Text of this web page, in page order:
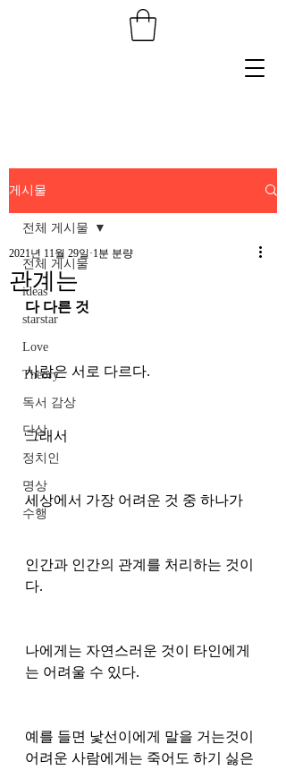
게시물
전체 게시물
ideas
starstar
Love
Theory
독서 감상
단상
정치인
명상
수행
전체 게시물
관계는
2021년 11월 29일 1분 분량
다 다른 것
사람은 서로 다르다.
그래서
세상에서 가장 어려운 것 중 하나가
인간과 인간의 관계를 처리하는 것이
다.
나에게는 자연스러운 것이 타인에게
는 어려울 수 있다.
예를 들면 낯선이에게 말을 거는것이
어려운 사람에게는 죽어도 하기 싫은